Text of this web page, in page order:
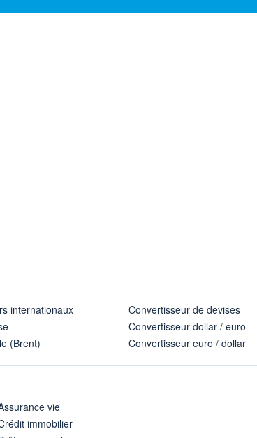
internationaux
(Brent)
Convertisseur de devises
Convertisseur dollar / euro
Convertisseur euro / dollar
vie
immobilier